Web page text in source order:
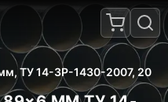
ТУ 14-3Р-1430-2007, 20